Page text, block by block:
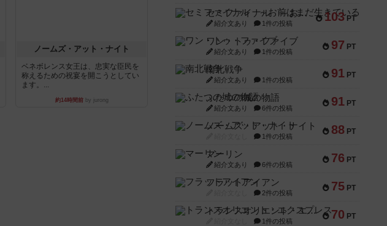
ノームズ・アット・ナイト
ベネボレンス女王は、忠実な臣民を
称えるための祝宴を開こうとしてい
ます。...
約14時間前by jurong
103 PT
セミファイナル ～お前はまだ生きている～
紹介文あり 1件の投稿
97 PT
ワン・トゥ・ファイブ
紹介文あり 1件の投稿
91 PT
南北戦争
紹介文あり 1件の投稿
91 PT
ふたつの城の物語
紹介文あり 6件の投稿
88 PT
ノームズ・アット・ナイト
1件の投稿
76 PT
マーリン
紹介文あり 6件の投稿
75 PT
フラットアイアン
2件の投稿
70 PT
トランスオリエント・エクスプレス
1件の投稿